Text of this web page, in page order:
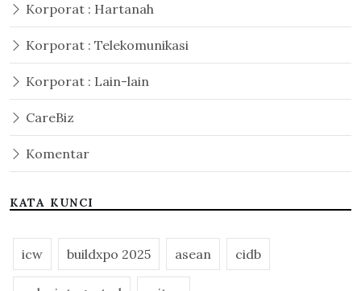
Korporat : Hartanah
Korporat : Telekomunikasi
Korporat : Lain-lain
CareBiz
Komentar
KATA KUNCI
icw buildxpo 2025 asean cidb